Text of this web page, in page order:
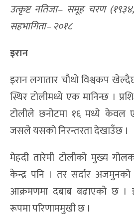
उत्कृष्ट नतिजा– समूह चरण
सहभागिता– २०१८
इरान
इरान लगातार चौथो विश्वकप
स्थिर टोलीमध्ये एक मानिन्छ ।
टोलीले छनोटमा १६ मध्ये केवल
जसले यसको निरन्तरता देखाउँछ ।
मेहदी तारेमी टोलीको मुख्य
केन्द्र पनि । तर सर्दार
आक्रमणमा दबाब बढाएको छ ।
रूपमा परिणाममुखी छ ।